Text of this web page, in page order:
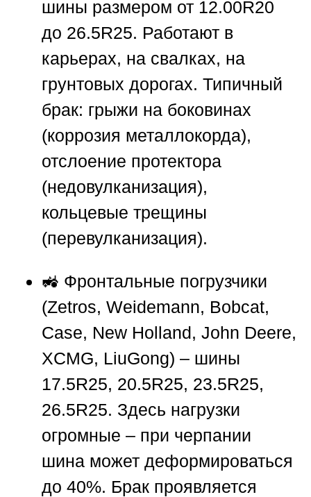
шины размером от 12.00R20
до 26.5R25. Работают в
карьерах, на свалках, на
грунтовых дорогах. Типичный
брак: грыжи на боковинах
(коррозия металлокорда),
отслоение протектора
(недовулканизация),
кольцевые трещины
(перевулканизация).
🚜 Фронтальные погрузчики
(Zetros, Weidemann, Bobcat,
Case, New Holland, John Deere,
XCMG, LiuGong) – шины
17.5R25, 20.5R25, 23.5R25,
26.5R25. Здесь нагрузки
огромные – при черпании
шина может деформироваться
до 40%. Брак проявляется